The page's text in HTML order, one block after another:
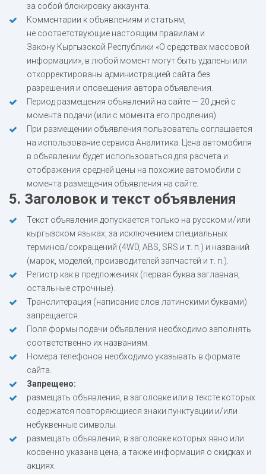
за собой блокировку аккаунта.
Комментарии к объявлениям и статьям,
не соответствующие настоящим правилам и
Закону Кыргызской Республики «О средствах массовой
информации», в любой момент могут быть удалены или
откорректированы администрацией сайта без
разрешения и оповещения автора объявления.
Период размещения объявлений на сайте — 20 дней с
момента подачи (или с момента его продления).
При размещении объявления пользователь соглашается
на использование сервиса Аналитика. Цена автомобиля
в объявлении будет использоваться для расчета и
отображения средней цены на похожие автомобили с
момента размещения объявления на сайте.
5. Заголовок и текст объявления
Текст объявления допускается только на русском и/или
кыргызском языках, за исключением специальных
терминов/сокращений (4WD, ABS, SRS и т. п.) и названий
(марок, моделей, производителей запчастей и т. п.).
Регистр как в предложениях (первая буква заглавная,
остальные строчные).
Транслитерация (написание слов латинскими буквами)
запрещается.
Поля формы подачи объявления необходимо заполнять
соответственно их названиям.
Номера телефонов необходимо указывать в формате
сайта.
Запрещено:
размещать объявления, в заголовке или в тексте которых
содержатся повторяющиеся знаки пунктуации и/или
небуквенные символы.
размещать объявления, в заголовке которых явно или
косвенно указана цена, а также информация о скидках и
акциях.